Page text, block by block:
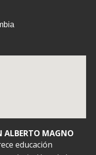
ALBERTO MAGNO
educación